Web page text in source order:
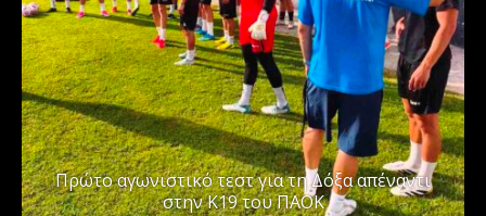
Πρώτο αγωνιστικό τεστ για τη Δόξα απέναντι
στην Κ19 του ΠΑΟΚ